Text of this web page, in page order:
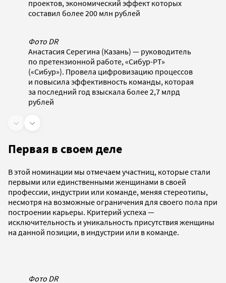
проектов, экономический эффект которых
составил более 200 млн рублей
Фото DR
Анастасия Серегина (Казань) — руководитель
по претензионной работе, «Сибур-РТ»
(«Сибур»). Провела цифровизацию процессов
и повысила эффективность команды, которая
за последний год взыскала более 2,7 млрд
рублей
Первая в своем деле
В этой номинации мы отмечаем участниц, которые стали
первыми или единственными женщинами в своей
профессии, индустрии или команде, меняя стереотипы,
несмотря на возможные ограничения для своего пола при
построении карьеры. Критерий успеха —
исключительность и уникальность присутствия женщины
на данной позиции, в индустрии или в команде.
Фото DR